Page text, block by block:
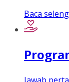
Baca